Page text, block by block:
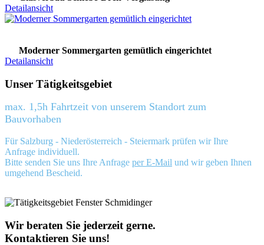
Detailansicht
Moderner Sommergarten gemütlich eingerichtet
Detailansicht
Unser Tätigkeitsgebiet
max. 1,5h Fahrtzeit von unserem Standort zum
Bauvorhaben
Für Salzburg - Niederösterreich - Steiermark prüfen wir Ihre
Anfrage individuell.
Bitte senden Sie uns Ihre Anfrage per E-Mail und wir geben Ihnen
umgehend Bescheid.
Wir beraten Sie jederzeit gerne.
Kontaktieren Sie uns!